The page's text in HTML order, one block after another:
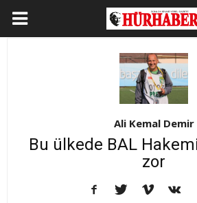
Ali Kemal Demir
Bu ülkede BAL
zor